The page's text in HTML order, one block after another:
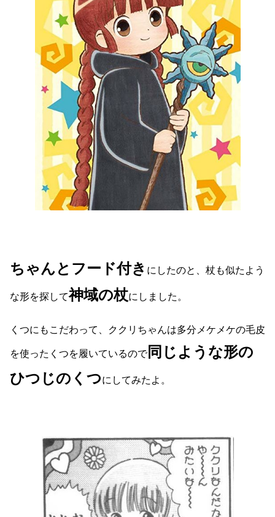
ちゃんとフード付き にしたのと、杖も似たよう
な形を探して神域の杖にしました。
くつにもこだわって、ククリちゃんは多分メケメケの毛皮
を使ったくつを履いているので同じような形の
ひつじのくつにしてみたよ。